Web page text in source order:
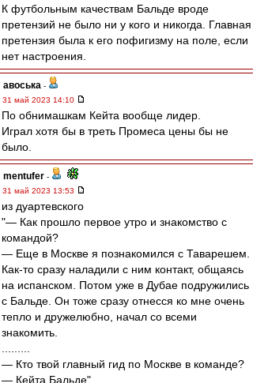
К футбольным качествам Бальде вроде
претензий не было ни у кого и никогда. Главная
претензия была к его пофигизму на поле, если
нет настроения.
авоська -
31 май 2023 14:10
По обнимашкам Кейта вообще лидер.
Играл хотя бы в треть Промеса цены бы не
было.
mentufer -
31 май 2023 13:53
из дуартевского
"— Как прошло первое утро и знакомство с
командой?
— Еще в Москве я познакомился с Таварешем.
Как-то сразу наладили с ним контакт, общаясь
на испанском. Потом уже в Дубае подружились
с Бальде. Он тоже сразу отнесся ко мне очень
тепло и дружелюбно, начал со всеми
знакомить.
— Кто твой главный гид по Москве в команде?
— Кейта Бальде"